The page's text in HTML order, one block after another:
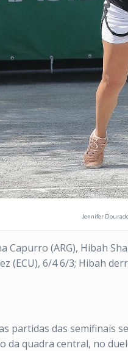
Jennifer
Capurro (ARG), Hibah
(ECU), 6/4 6/3; Hibah
partidas das semifinais
quadra central, no